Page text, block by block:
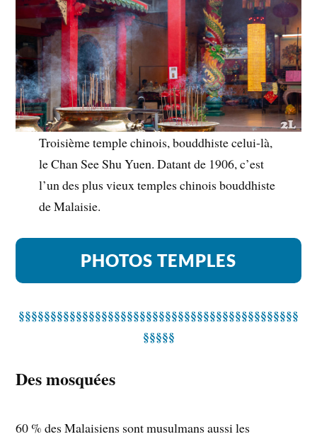
Troisième temple chinois, bouddhiste celui-là,
le Chan See Shu Yuen. Datant de 1906, c’est
l’un des plus vieux temples chinois bouddhiste
de Malaisie.
PHOTOS TEMPLES
§§§§§§§§§§§§§§§§§§§§§§§§§§§§§§§§§§§§§§§§§§§§
§§§§§
Des mosquées
60 % des Malaisiens sont musulmans aussi les